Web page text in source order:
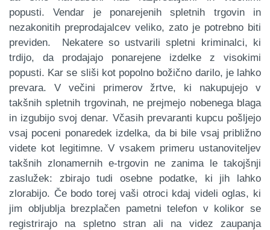
popusti. Vendar je ponarejenih spletnih trgovin in
nezakonitih preprodajalcev veliko, zato je potrebno biti
previden.
Nekatere so ustvarili spletni kriminalci, ki
trdijo, da prodajajo ponarejene izdelke z visokimi
popusti. Kar se sliši kot popolno božično darilo, je lahko
prevara. V večini primerov žrtve, ki nakupujejo v
takšnih spletnih trgovinah, ne prejmejo nobenega blaga
in izgubijo svoj denar. Včasih prevaranti kupcu pošljejo
vsaj poceni ponaredek izdelka, da bi bile vsaj približno
videte kot legitimne. V vsakem primeru ustanoviteljev
takšnih zlonamernih e-trgovin ne zanima le takojšnji
zaslužek: zbirajo tudi osebne podatke, ki jih lahko
zlorabijo. Če bodo torej vaši otroci kdaj videli oglas, ki
jim obljublja brezplačen pametni telefon v kolikor se
registrirajo na spletno stran ali na videz zaupanja